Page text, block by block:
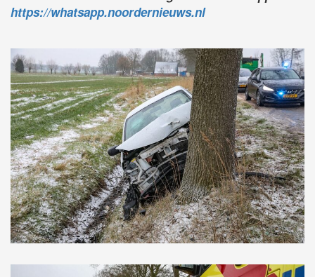
https://whatsapp.noordernieuws.nl